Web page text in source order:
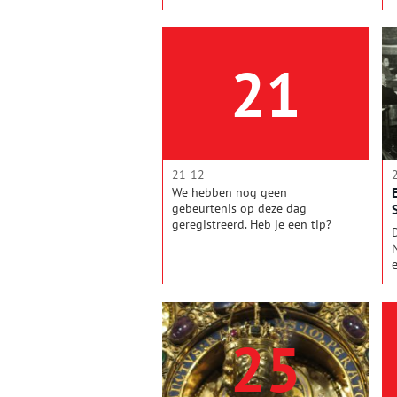
21
21-12
We hebben nog geen
gebeurtenis op deze dag
geregistreerd. Heb je een tip?
25